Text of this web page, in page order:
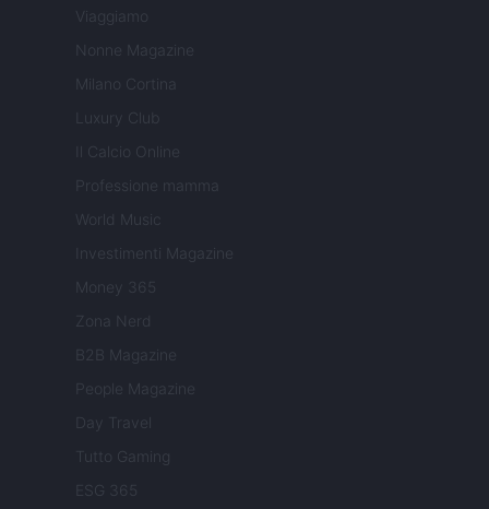
Viaggiamo
Nonne Magazine
Milano Cortina
Luxury Club
Il Calcio Online
Professione mamma
World Music
Investimenti Magazine
Money 365
Zona Nerd
B2B Magazine
People Magazine
Day Travel
Tutto Gaming
ESG 365